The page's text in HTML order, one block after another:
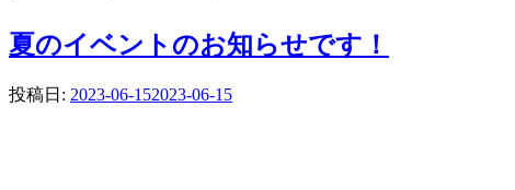
夏のイベントのお知らせです！
投稿日: 2023-06-152023-06-15